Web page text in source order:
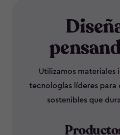
Utilizamos materiales
tecnologías líderes
sostenibles que